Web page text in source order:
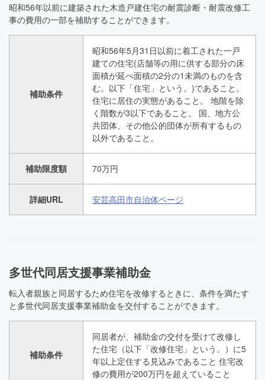
昭和56年以前に建築された木造戸建住宅の耐震診断・耐震改修工
事の費用の一部を補助することができます。
補助条件
昭和56年5月31日以前に着工された一戸
建ての住宅(店舗等の用に供する部分の床
面積が延べ面積の2分の1未満のものを含
む。以下「住宅」という。)であること。
住宅に居住の実態があること。 地階を除
く階数が3以下であること。 国、地方公
共団体、その他公的団体が所有するもの
以外であること。
補助限度額 70万円
詳細URL 安芸高田市自治体ページ
多世代同居支援事業補助金
転入者親族と同居するため住宅を改修するときに、条件を満たす
と多世代同居支援事業補助金を交付することができます。
補助条件
同居者が、補助金の交付を受けて改修し
た住宅（以下「改修住宅」という。）に5
年以上定住する見込みであること 住宅改
修の費用が200万円を超えていること